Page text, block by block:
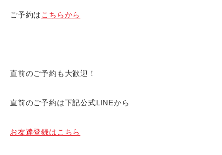
ご予約は こちらから
直前のご予約も大歓迎！
直前のご予約は下記公式LINEから
お友達登録はこちら